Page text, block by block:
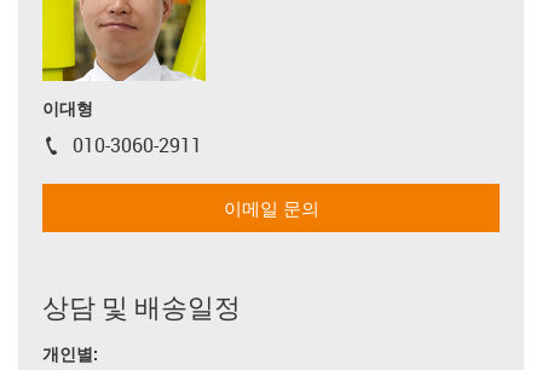
이대형
igus-icon-phone
010-3060-2911
이메일 문의
상담 및 배송일정
개인별: